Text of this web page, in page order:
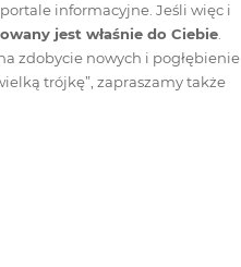
informacyjne. Jeśli więc i
jest właśnie do Ciebie
zdobycie nowych i pogłębienie
trójkę”, zapraszamy także